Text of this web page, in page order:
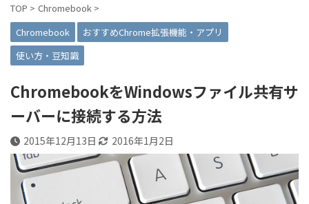
TOP > Chromebook >
Chromebook
おすすめChrome拡張機能・アプリ
使い方・豆知識
ChromebookをWindowsファイル共有サ
ーバーに接続する方法
2015年12月13日 2016年1月2日